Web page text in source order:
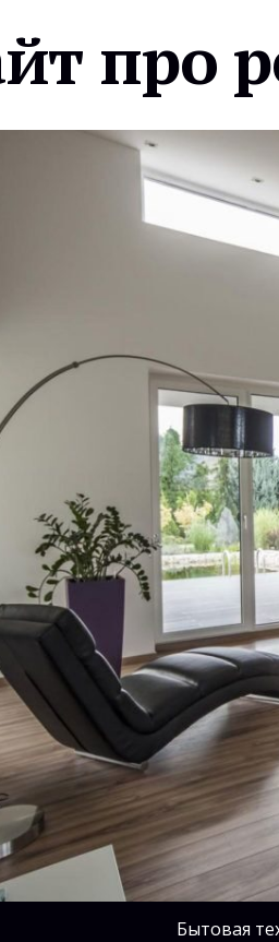
про
Бытовая